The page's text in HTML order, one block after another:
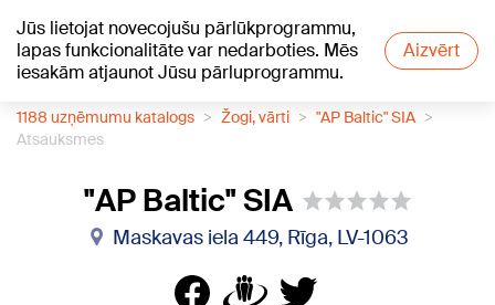
Jūs lietojat novecojušu pārlūkprogrammu,
lapas funkcionalitāte var nedarboties. Mēs
iesakām atjaunot Jūsu pārluprogrammu.
Aizvērt
+18°C
1188 uzņēmumu katalogs Žogi, vārti
"AP Baltic" SIA
Atsauksmes
"AP Baltic" SIA
Maskavas iela 449, Rīga, LV-1063